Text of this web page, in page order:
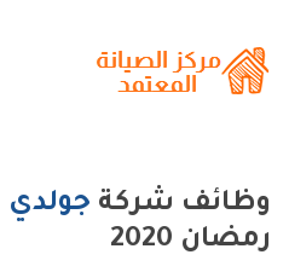
وظائف شركة جولدي
رمضان 2020